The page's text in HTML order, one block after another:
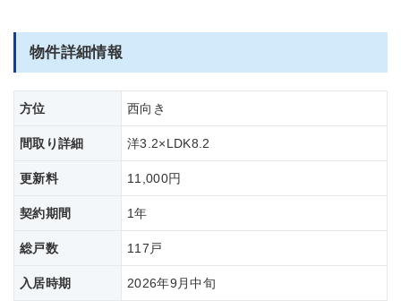
物件詳細情報
方位 西向き
間取り詳細 洋3.2×LDK8.2
更新料 11,000円
契約期間 1年
総戸数 117戸
入居時期 2026年9月中旬